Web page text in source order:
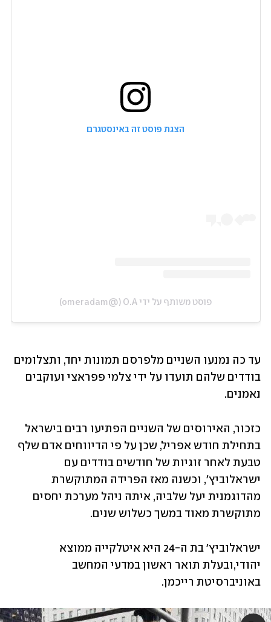
הצגת פוסט זה באינסטגרם
פוסט משותף על ידי ‏‎O.A‎‏ (@‏‎omeradam‎‏)
נאמנים.
מתוקשרת מאוד במשך כשלוש שנים.
באוניברסיטת רייכמן.